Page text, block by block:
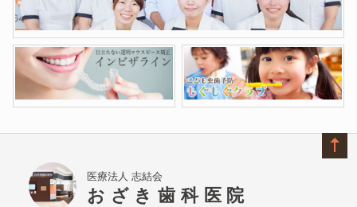
医療法人 志結会
おざき歯科医院